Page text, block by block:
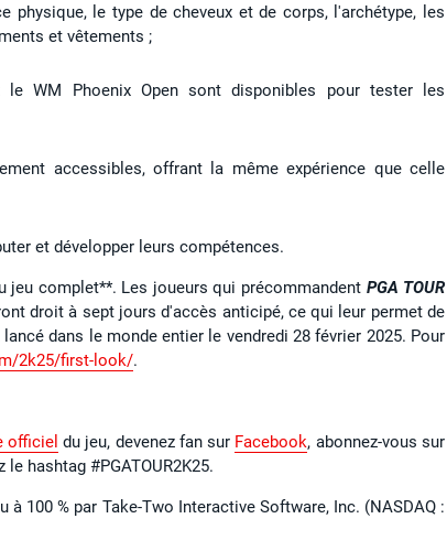
physique, le type de cheveux et de corps, l'archétype, les
et vêtements ;
WM Phoenix Open sont disponibles pour tester les
accessibles, offrant la même expérience que celle
et développer leurs compétences.
jeu complet**. Les joueurs qui précommandent PGA TOUR
droit à sept jours d'accès anticipé, ce qui leur permet de
dans le monde entier le vendredi 28 février 2025. Pour
2k25/first-look/.
officiel du jeu, devenez fan sur Facebook, abonnez-vous sur
le hashtag #PGATOUR2K25.
100 % par Take-Two Interactive Software, Inc. (NASDAQ :